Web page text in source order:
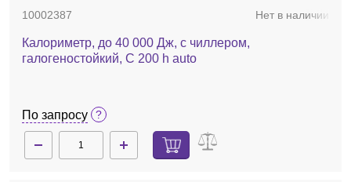
10002387 Нет в наличии
Калориметр, до 40 000 Дж, с чиллером,
галогеностойкий, C 200 h auto
По запросу